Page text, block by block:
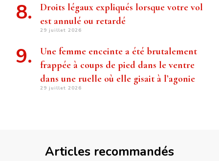
Droits légaux expliqués lorsque votre vol
est annulé ou retardé
29 juillet 2026
Une femme enceinte a été brutalement
frappée à coups de pied dans le ventre
dans une ruelle où elle gisait à l’agonie
29 juillet 2026
Articles recommandés